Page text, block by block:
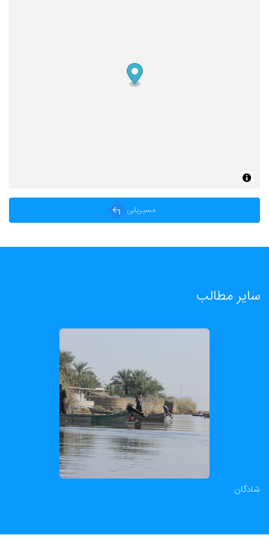
مسیریابی
سایر مطالب
شادگان